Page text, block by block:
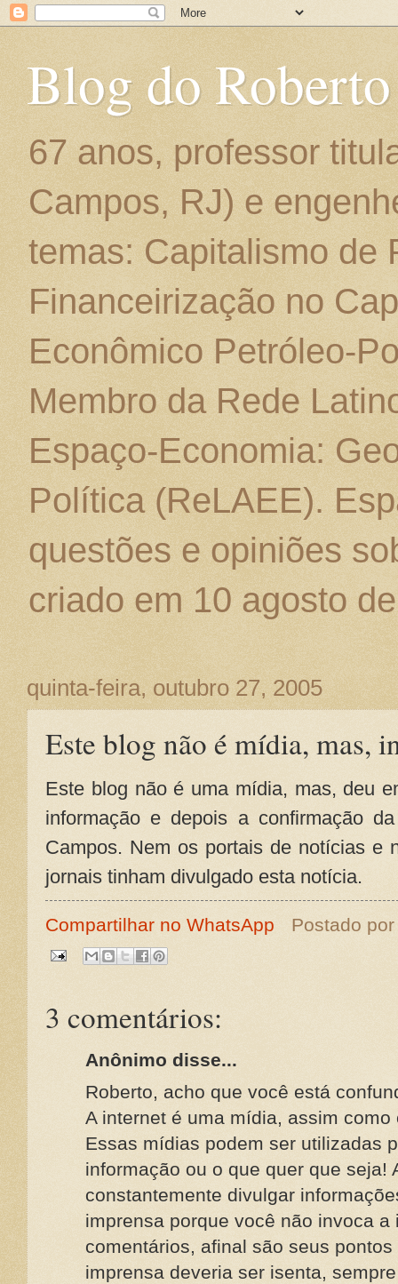
Blog do
67 anos, professor
Campos, RJ) e
temas: Capitalismo de
Financeirização no
Econômico Petróleo-
Membro da Rede
Espaço-Economia:
Política (ReLAEE).
questões e opiniões
criado em 10 agosto
quinta-feira, outubro 27, 2005
Este blog não é mídia, mas,
Este blog não é uma mídia, mas, deu
informação e depois a confirmação
Campos. Nem os portais de notícias e
jornais tinham divulgado esta notícia.
Compartilhar no WhatsApp Postado
3 comentários:
Anônimo disse...
Roberto, acho que você está
A internet é uma mídia, assim
Essas mídias podem ser utilizadas
informação ou o que quer que seja!
constantemente divulgar
imprensa porque você não invoca
comentários, afinal são seus
imprensa deveria ser isenta,